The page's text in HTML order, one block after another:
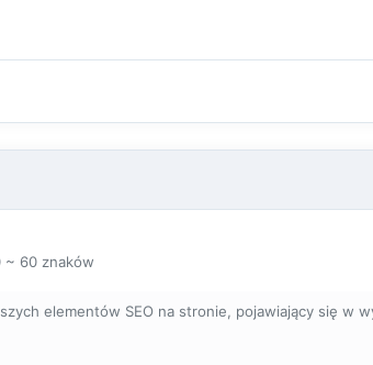
~ 60 znaków
elementów SEO na stronie, pojawiający się w